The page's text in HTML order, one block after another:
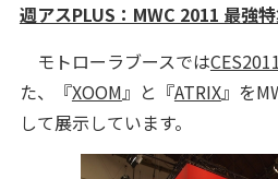
週アスPLUS：MWC 2011 最強
モトローラブースでは
た、『XOOM』と『ATRIX』を
して展示しています。